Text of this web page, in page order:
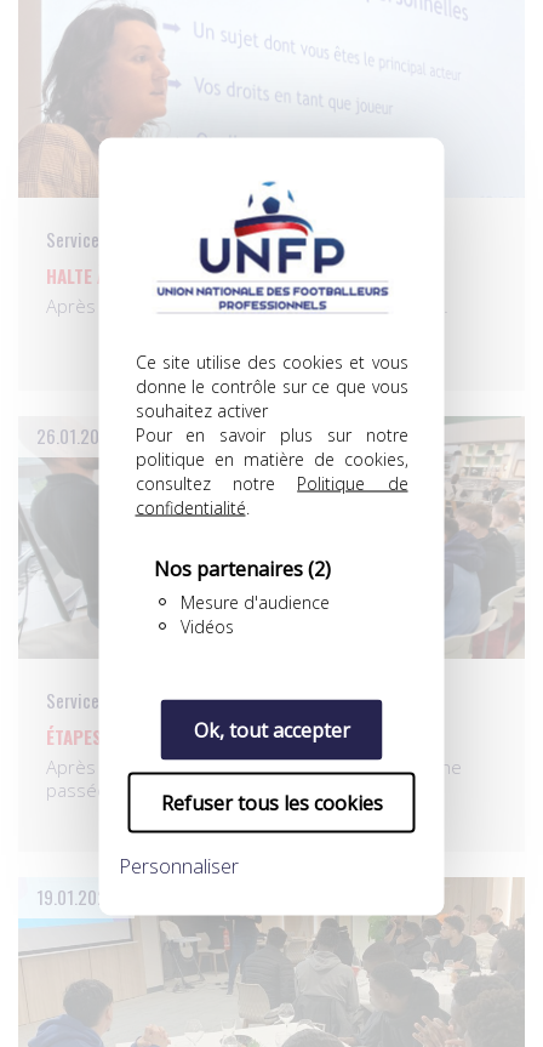
Ce site utilise des cookies et vous
donne le contrôle sur ce que vous
souhaitez activer
Pour en savoir plus sur notre
politique en matière de cookies,
consultez notre Politique de
confidentialité
Nos partenaires(2)
Mesure d'audience
Vidéos
Ok, tout accepter
Refuser tous les cookies
Personnaliser
Services aux pros
HALTE À AUXERRE
Après Brest et Le Mans la semaine passée, les…
26.01.2024
Services aux pros
ÉTAPES AU MANS, À BORDEAUX ET À BREST
Après Angers, Châteauroux et Orléans la semaine
passée, nos…
19.01.2024